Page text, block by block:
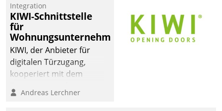
Integration
KIWI-Schnittstelle
für
Wohnungsunternehmen
KIWI, der Anbieter für
digitalen Türzugang,
kooperiert mit dem
Softwareentwicklungshaus
Andreas Lerchner